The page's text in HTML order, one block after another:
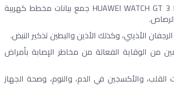
الأذيني، وكذلك الأذين والبطين تذكير النبض.
كما توفر إدارة صحية شاملة من خلال مراقبة معدل ضربات القلب، والأكسجين في الدم، والنوم، وصحة الجهاز